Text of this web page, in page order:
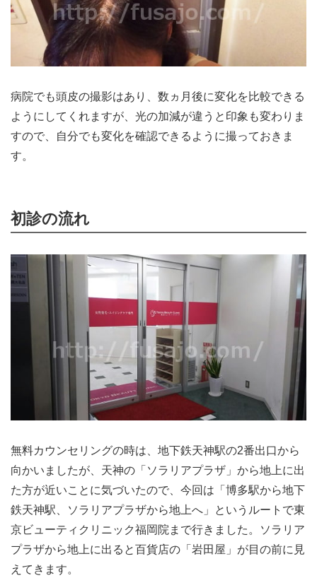
病院でも頭皮の撮影はあり、数ヵ月後に変化を比較できる
ようにしてくれますが、光の加減が違うと印象も変わりま
すので、自分でも変化を確認できるように撮っておきま
す。
初診の流れ
無料カウンセリングの時は、地下鉄天神駅の2番出口から
向かいましたが、天神の「ソラリアプラザ」から地上に出
た方が近いことに気づいたので、今回は「博多駅から地下
鉄天神駅、ソラリアプラザから地上へ」というルートで東
京ビューティクリニック福岡院まで行きました。ソラリア
プラザから地上に出ると百貨店の「岩田屋」が目の前に見
えてきます。